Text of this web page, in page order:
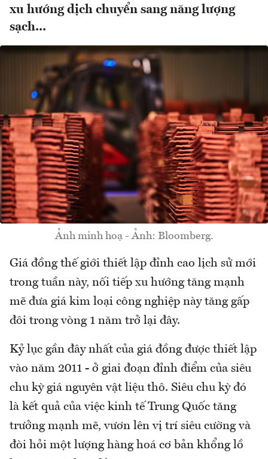
xu hướng dịch chuyển sang năng lượng
sạch...
Ảnh minh hoạ - Ảnh: Bloomberg.
Giá đồng thế giới thiết lập đỉnh cao lịch sử mới
trong tuần này, nối tiếp xu hướng tăng mạnh
mẽ đưa giá kim loại công nghiệp này tăng gấp
đôi trong vòng 1 năm trở lại đây.
Kỷ lục gần đây nhất của giá đồng được thiết lập
vào năm 2011 - ở giai đoạn đỉnh điểm của siêu
chu kỳ giá nguyên vật liệu thô. Siêu chu kỳ đó
là kết quả của việc kinh tế Trung Quốc tăng
trưởng mạnh mẽ, vươn lên vị trí siêu cường và
đòi hỏi một lượng hàng hoá cơ bản khổng lồ